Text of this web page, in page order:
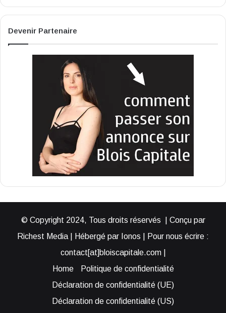
Devenir Partenaire
© Copyright 2024, Tous droits réservés | Conçu par
Richest Media | Hébergé par Ionos | Pour nous écrire :
contact[at]bloiscapitale.com |
Home
Politique de confidentialité
Déclaration de confidentialité (UE)
Déclaration de confidentialité (US)